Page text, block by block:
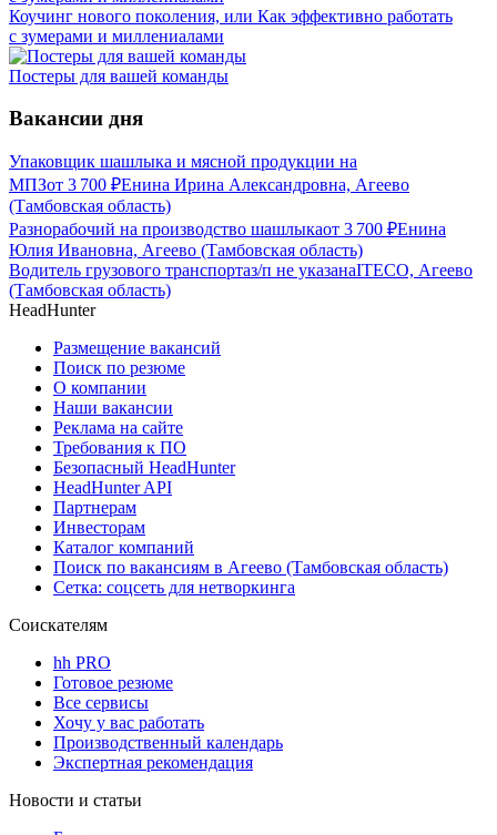
Коучинг нового поколения, или Как эффективно работать
с зумерами и миллениалами
Постеры для вашей команды
Вакансии дня
Упаковщик шашлыка и мясной продукции на
МПЗот 3 700 ₽Енина Ирина Александровна, Агеево
(Тамбовская область)
Разнорабочий на производство шашлыкаот 3 700 ₽Енина
Юлия Ивановна, Агеево (Тамбовская область)
Водитель грузового транспортаз/п не указанаITECO, Агеево
(Тамбовская область)
HeadHunter
Размещение вакансий
Поиск по резюме
О компании
Наши вакансии
Реклама на сайте
Требования к ПО
Безопасный HeadHunter
HeadHunter API
Партнерам
Инвесторам
Каталог компаний
Поиск по вакансиям в Агеево (Тамбовская область)
Сетка: соцсеть для нетворкинга
Соискателям
hh PRO
Готовое резюме
Все сервисы
Хочу у вас работать
Производственный календарь
Экспертная рекомендация
Новости и статьи